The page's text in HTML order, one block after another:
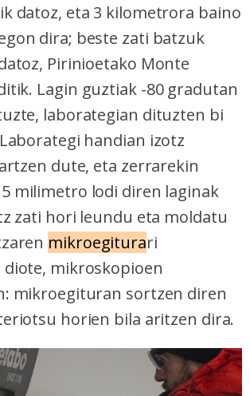
datoz, eta 3 kilometrora baino
dira; beste zati batzuk
Pirinioetako Monte
Lagin guztiak -80 gradutan
laborategian dituzten bi
handian izotz
dute, eta zerrarekin
milimetro lodi diren laginak
zati hori leundu eta moldatu
mikroegiturari
mikroskopioen
mikroegituran sortzen diren
horien bila aritzen dira.